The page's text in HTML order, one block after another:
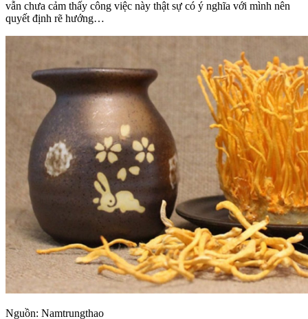
vẫn chưa cảm thấy công việc này thật sự có ý nghĩa với mình nên
quyết định rẽ hướng…
Nguồn: Namtrungthao